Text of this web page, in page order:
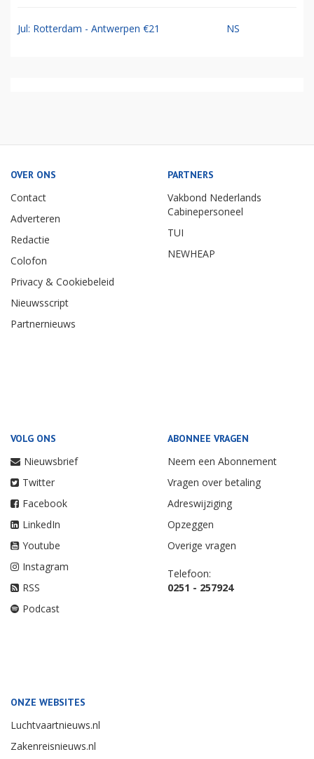
Jul: Rotterdam - Antwerpen €21 NS
OVER ONS
Contact
Adverteren
Redactie
Colofon
Privacy & Cookiebeleid
Nieuwsscript
Partnernieuws
PARTNERS
Vakbond Nederlands
Cabinepersoneel
TUI
NEWHEAP
VOLG ONS
Nieuwsbrief
Twitter
Facebook
LinkedIn
Youtube
Instagram
RSS
Podcast
ABONNEE VRAGEN
Neem een Abonnement
Vragen over betaling
Adreswijziging
Opzeggen
Overige vragen
Telefoon:
0251 - 257924
ONZE WEBSITES
Luchtvaartnieuws.nl
Zakenreisnieuws.nl